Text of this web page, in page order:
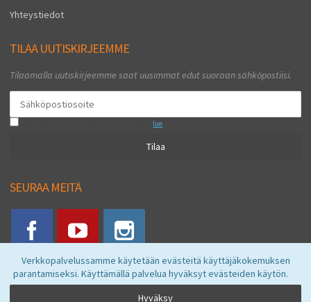
Verkkopalvelussamme käytetään evästeitä käyttäjäkokemuksen
parantamiseksi. Käyttämällä palvelua hyväksyt evästeiden käytön.
Hyväksy
Yhteystiedot
TILAA UUTISKIRJEEMME
Tilaamalla uutiskirjeemme saat uusimmat edut suoraan sähköpostiisi.
lue
Tilaa
SEURAA MEITÄ
Vkstore © 2026